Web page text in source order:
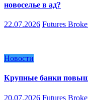
новоселье в ад?
22.07.2026 Futures
Новости
Крупные банки
20.07.2026 Futures